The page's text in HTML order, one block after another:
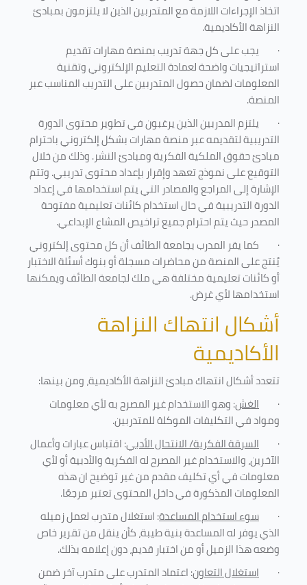
اتخاذ الإجراءات اللازمة مع المتدربين الذين لا يلتزمون بمبادئ
النزاهة الأكاديمية.
· يجب على كل جهة تدريب بمنصة مهارات تقديم
استراتيجيات واضحة لعمادة التعليم الإلكتروني وتقنية
المعلومات لضمان حصول المتدربين على التدريب المناسب عبر
المنصة.
· يلتزم المدربين الذين يرغبون في تطوير محتوى الدورة
التدريبية لتقديمه عبر منصة مهارات بشكل إلكتروني باحترام
مبادئ حقوق الملكية الفكرية ومبادئ النشر. وذلك من خلال
التوقيع على نموذج تعهد وإقرار بإعداد محتوى تدريبي. وتتم
الإشارة إلى المراجع والمصادر التي يتم استخدامها في إعداد
الدورة التدريبية في حال استخدام كائنات تعليمية مفتوحة
المصدر حيث يتم احترام جميع تراخيص المشاع الإبداعي.
· كما يقر المدرب بجامعة الطائف أن كل محتوى إلكتروني
يُنتج على المنصة من محاضرات مسجلة أو بنوك أسئلة الاختبار
أو كائنات تعليمية مختلفة هي ملك لجامعة الطائف ويمكنها
استخدامها لأي غرض.
أشكال انتهاك النزاهة
الأكاديمية
تتعدد أشكال انتهاك مبادئ النزاهة الأكاديمية، ومن بينها:
· الغش: وهو الاستخدام غير المصرح به لأي معلومات
ومواد في التكليفاتالموكلة للمتدربين.
· السرقة الفكرية/ الانتحال الأدبي: اقتباس عبارات وأعمال
الآخرين، والاستخدام غير المصرح له الفكرية والأدبية أو لأي
معلومات في أي تكليف مقدم من غير توضيح ان هذه
المعلومات المذكورة في داخل المحتوى تعتبر مرجعًا.
· سوء استخدام المساعدة: استغلال متدرب لعمل زميله
الذي يوفر له المساعدة بنية طيبة، كأن ينقل من تقرير خاص
وضعه هذا الزميل أو من اختبار قديم، دون إعلامه بذلك.
· استغلال التعاون: اعتماد المتدرب على متدرب آخر ضمن